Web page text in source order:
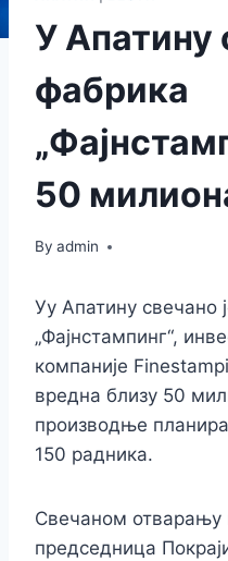
У Апатину
фабрика
50
By admin
Уу Апатину свечано
„Фајнстампинг“,
компаније
вредна близу 50
производње
150 радника.
Свечаном отварању
председница